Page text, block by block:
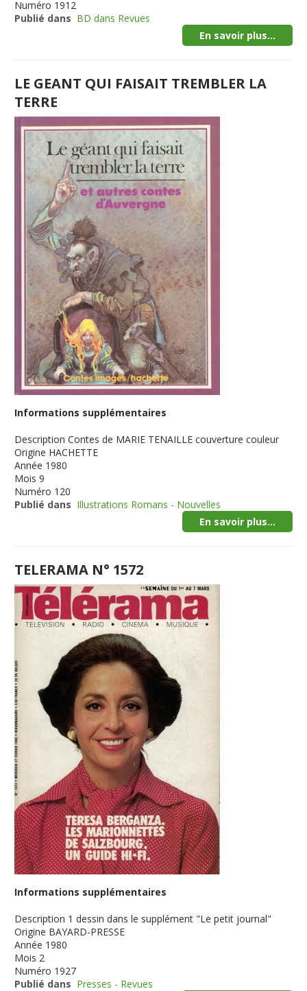
Numéro 1912
Publié dans BD dans Revues
En savoir plus...
LE GEANT QUI FAISAIT TREMBLER LA
TERRE
Informations supplémentaires
Description Contes de MARIE TENAILLE couverture couleur
Origine HACHETTE
Année 1980
Mois 9
Numéro 120
Publié dans Illustrations Romans - Nouvelles
En savoir plus...
TELERAMA N° 1572
Informations supplémentaires
Description 1 dessin dans le supplément "Le petit journal"
Origine BAYARD-PRESSE
Année 1980
Mois 2
Numéro 1927
Publié dans Presses - Revues